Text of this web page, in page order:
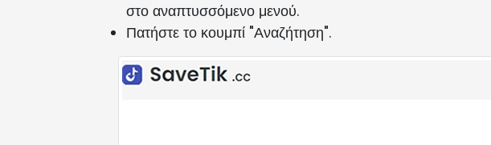
στο αναπτυσσόμενο μενού.
Πατήστε το κουμπί "Αναζήτηση".